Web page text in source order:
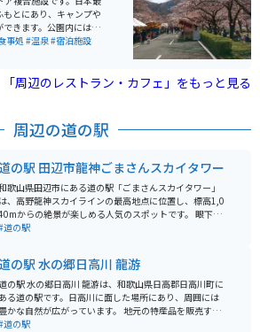
とにあり、キャンプや
きます。公園内にはオ
テージがあり、グルー
場からは、池原ダムの
ベキューハウス、炊事棟
まれた環境でリフレッシ
のさくら祭りが開催さ
ると、関西一とも思わ
事処 #温泉#宿泊施設
「周辺のレストラン・カフェ」をもっと見る
周辺の道の駅
道の駅 田辺市龍神ごまさんスカイタワー
歌山県田辺市にある道の駅「ごまさんスカイタワー」
は、高野龍神スカイラインの最高地点に位置し、標高1,0
からの絶景が楽しめる人気のスポットです。 眼下に
がる山々のパノラマは圧巻で、特に秋の紅葉シーズン
などの特産品を購入することができます。 バイクで訪れ
場合、高野龍神スカイラインはワインディングロード
としても知られており、ツーリングにも最適です。 ただ
し、標高が高いため、天候が変わりやすい点には注意が
要です。 防寒対策や雨具の準備を忘れずにお出かけく
道の駅
道の駅 水の郷日高川 龍游
の駅 水の郷日高川 龍游は、和歌山県日高郡日高川町に
ある道の駅です。日高川に面した場所にあり、周囲には
豊かな自然が広がっています。 地元の特産品を販売する
産販売コーナーや、地元食材を使った料理を提供する
道の駅